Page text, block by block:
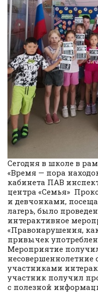
Сегодня в школе в
«Время — пора
кабинета ПАВ
центра «Семья»
и девчонками,
лагерь, было
интерактивное
«Правонарушения,
привычек
Мероприятие
участниками
участник получил
с полезной